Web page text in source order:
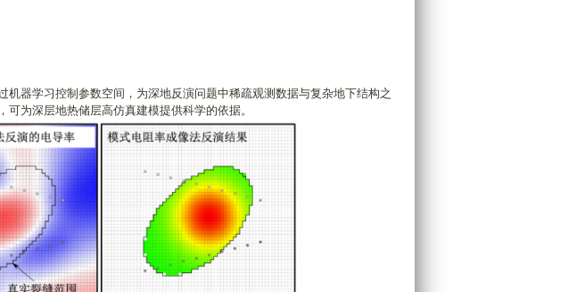
器学习控制参数空间，为深地反演问题中稀疏观测数据与复杂地下结构之
为深层地热储层高仿真建模提供科学的依据。